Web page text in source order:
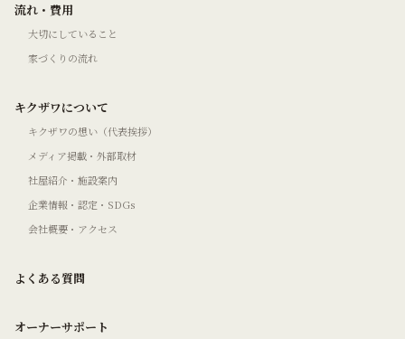
流れ・費用
大切にしていること
家づくりの流れ
キクザワについて
キクザワの想い（代表挨拶）
メディア掲載・外部取材
社屋紹介・施設案内
企業情報・認定・SDGs
会社概要・アクセス
よくある質問
オーナーサポート